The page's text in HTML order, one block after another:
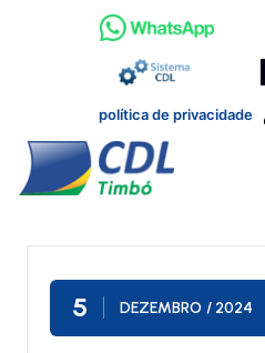
política de privacidade
5 DEZEMBRO / 2024